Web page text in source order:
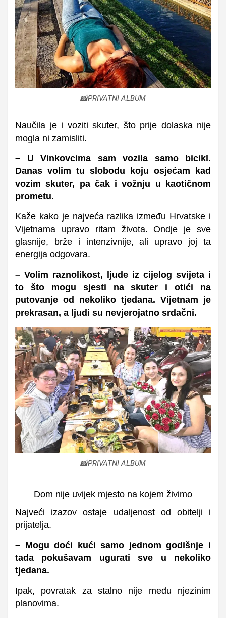
📸PRIVATNI ALBUM
Naučila je i voziti skuter, što prije dolaska nije
mogla ni zamisliti.
– U Vinkovcima sam vozila samo bicikl.
Danas volim tu slobodu koju osjećam kad
vozim skuter, pa čak i vožnju u kaotičnom
prometu.
Kaže kako je najveća razlika između Hrvatske i
Vijetnama upravo ritam života.Ondje je sve
glasnije, brže i intenzivnije, ali upravo joj ta
energija odgovara.
– Volim raznolikost, ljude iz cijelog svijeta i
to što mogu sjesti na skuter i otići na
putovanje od nekoliko tjedana. Vijetnam je
prekrasan, a ljudi su nevjerojatno srdačni.
📸PRIVATNI ALBUM
Dom nije uvijek mjesto na kojem živimo
Najveći izazov ostaje udaljenost od obitelji i
prijatelja.
– Mogu doći kući samo jednom godišnje i
tada pokušavam ugurati sve u nekoliko
tjedana.
Ipak, povratak za stalno nije među njezinim
planovima.